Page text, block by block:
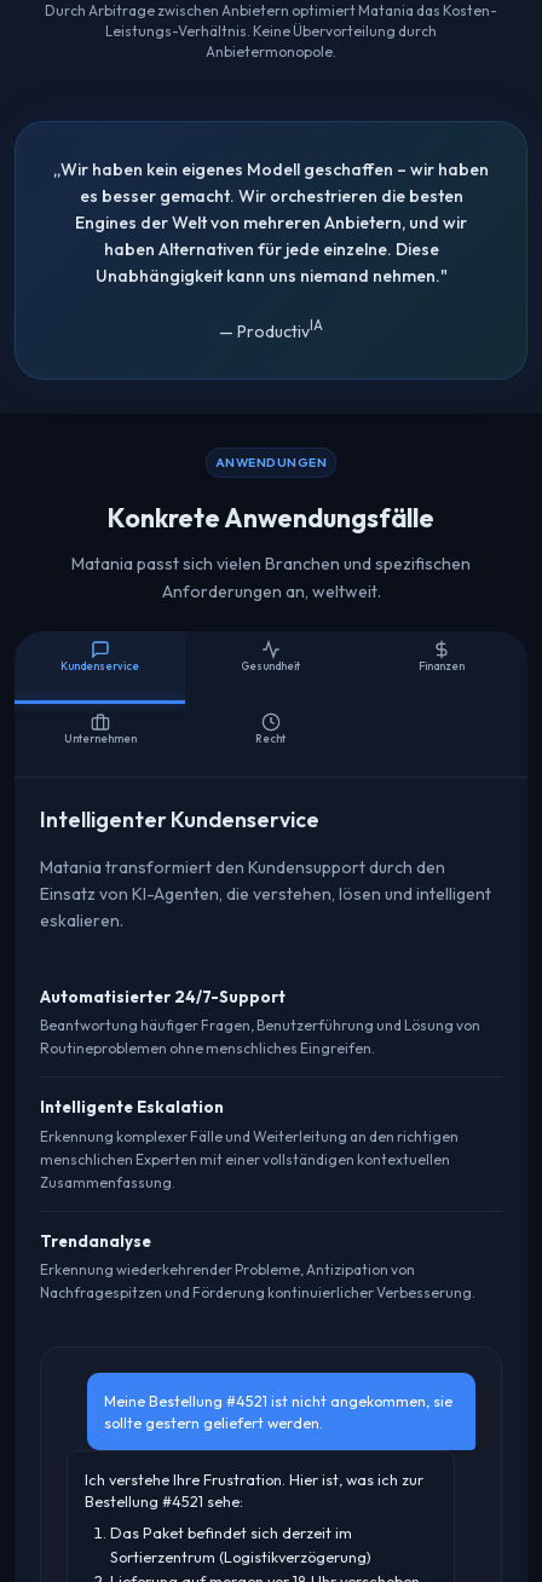
Durch Arbitrage zwischen Anbietern optimiert Matania das Kosten-
Leistungs-Verhältnis. Keine Übervorteilung durch
Anbietermonopole.
„Wir haben kein eigenes Modell geschaffen – wir haben
es besser gemacht. Wir orchestrieren die besten
Engines der Welt von mehreren Anbietern, und wir
haben Alternativen für jede einzelne. Diese
Unabhängigkeit kann uns niemand nehmen."
— ProductivIA
ANWENDUNGEN
Konkrete Anwendungsfälle
Matania passt sich vielen Branchen und spezifischen
Anforderungen an, weltweit.
Kundenservice Gesundheit Finanzen
Unternehmen Recht
Intelligenter Kundenservice
Matania transformiert den Kundensupport durch den
Einsatz von KI-Agenten, die verstehen, lösen und intelligent
eskalieren.
Automatisierter 24/7-Support
Beantwortung häufiger Fragen, Benutzerführung und Lösung von
Routineproblemen ohne menschliches Eingreifen.
Intelligente Eskalation
Erkennung komplexer Fälle und Weiterleitung an den richtigen
menschlichen Experten mit einer vollständigen kontextuellen
Zusammenfassung.
Trendanalyse
Erkennung wiederkehrender Probleme, Antizipation von
Nachfragespitzen und Förderung kontinuierlicher Verbesserung.
Meine Bestellung #4521 ist nicht angekommen, sie
sollte gestern geliefert werden.
Ich verstehe Ihre Frustration. Hier ist, was ich zur
Bestellung #4521 sehe:
Das Paket befindet sich derzeit im
Sortierzentrum (Logistikverzögerung)